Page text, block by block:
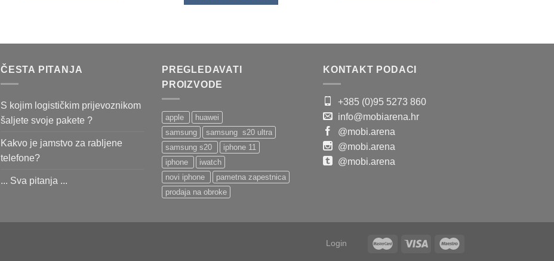
ČESTA PITANJA
S kojim logističkim prijevoznikom
šaljete svoje pakete ?
Kakvo je jamstvo za rabljene
telefone?
... Sva pitanja ...
PREGLEDAVATI
PROIZVODE
apple
huawei
samsung
samsung s20 ultra
samsung s20
iphone 11
iphone
iwatch
novi iphone
pametna zapestnica
prodaja na obroke
KONTAKT PODACI
+385 (0)95 5273 860
info@mobiarena.hr
@mobi.arena
@mobi.arena
@mobi.arena
Login